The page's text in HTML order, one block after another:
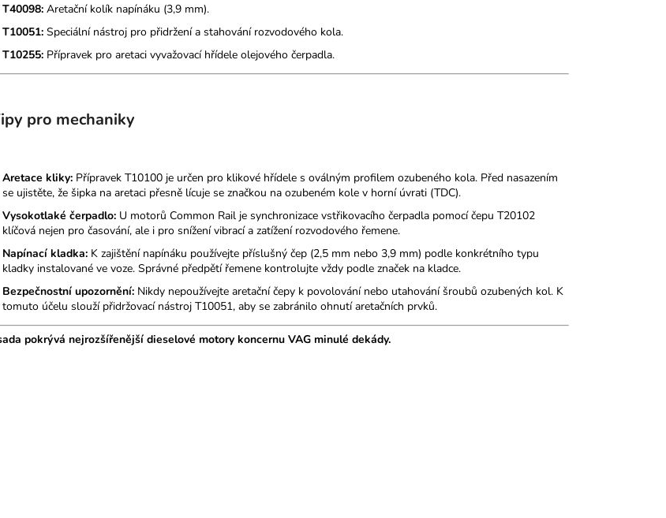
T40098: Aretační kolík napínáku (3,9 mm).
T10051: Speciální nástroj pro přidržení a stahování rozvodového kola.
T10255: Přípravek pro aretaci vyvažovací hřídele olejového čerpadla.
pro mechaniky
Aretace kliky: Přípravek T10100 je určen pro klikové hřídele s oválným profilem ozubeného kola. Před nasazením
se ujistěte, že šipka na aretaci přesně lícuje se značkou na ozubeném kole v horní úvrati (TDC).
Vysokotlaké čerpadlo: U motorů Common Rail je synchronizace vstřikovacího čerpadla pomocí čepu T20102
klíčová nejen pro časování, ale i pro snížení vibrací a zatížení rozvodového řemene.
Napínací kladka: K zajištění napínáku používejte příslušný čep (2,5 mm nebo 3,9 mm) podle konkrétního typu
kladky instalované ve voze. Správné předpětí řemene kontrolujte vždy podle značek na kladce.
Bezpečnostní upozornění: Nikdy nepoužívejte aretační čepy k povolování nebo utahování šroubů ozubených kol. K
tomuto účelu slouží přidržovací nástroj T10051, aby se zabránilo ohnutí aretačních prvků.
pokrývá nejrozšířenější dieselové motory koncernu VAG minulé dekády.